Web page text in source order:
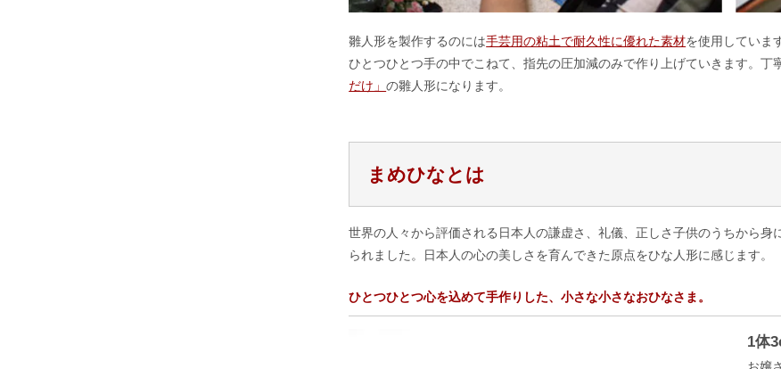
雛人形を製作するのには手芸用の粘土で耐久性に優れた素材を使用していま
ひとつひとつ手の中でこねて、指先の圧加減のみで作り上げていきます。丁
だけ」の雛人形になります。
まめひなとは
世界の人々から評価される日本人の謙虚さ、礼儀、正しさ子供のうちから
られました。日本人の心の美しさを育んできた原点をひな人形に感じます。
ひとつひとつ心を込めて手作りした、小さな小さなおひなさま。
1体